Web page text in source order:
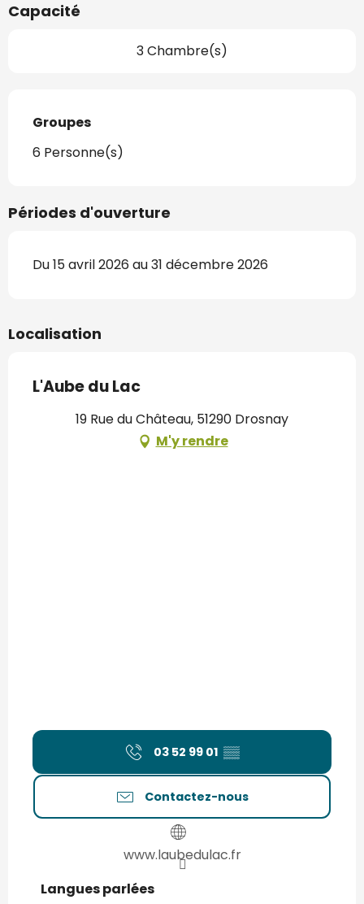
Capacité
3 Chambre(s)
Groupes
Groupes
6 Personne(s)
Périodes d'ouverture
Du 15 avril 2026 au 31 décembre 2026
Localisation
L'Aube du Lac
19 Rue du Château, 51290 Drosnay
M'y rendre
03 52 99 01 ▒▒
Contactez-nous
www.laubedulac.fr
Langues parlées
Langues parlées